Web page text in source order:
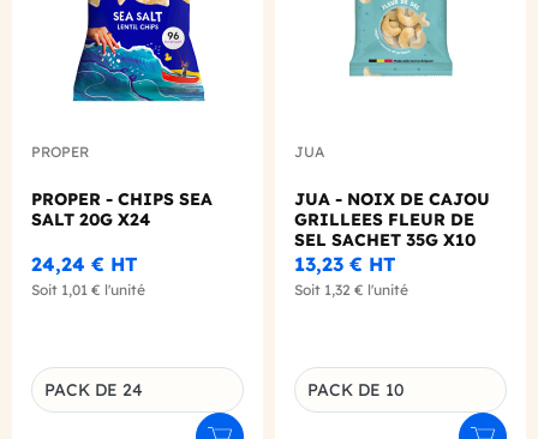
PROPER
PROPER - CHIPS SEA
SALT 20G X24
24,24 € HT
Soit 1,01 € l'unité
Déclinaison du produit
PACK DE 24
JUA
JUA - NOIX DE CAJOU
GRILLEES FLEUR DE
SEL SACHET 35G X10
BIO
13,23 € HT
Soit 1,32 € l'unité
Déclinaison du produit
PACK DE 10